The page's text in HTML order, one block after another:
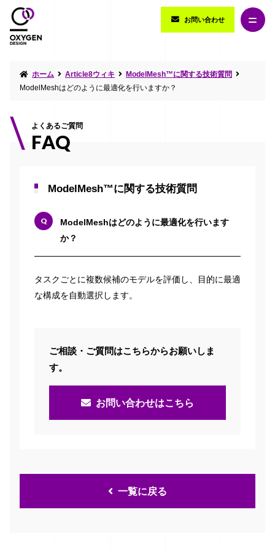
お問い合わせ
ホーム Article8ウィキ
ModelMesh™に関する技術質問
ModelMeshはどのように最適化を行いますか？
よくあるご質問
FAQ
ModelMesh™に関する技術質問
ModelMeshはどのように最適化を行います
か？
タスクごとに複数候補のモデルを評価し、目的に最適
な構成を自動選択します。
ご相談・ご質問はこちらからお願いしま
す。
お問い合わせはこちら
一覧に戻る